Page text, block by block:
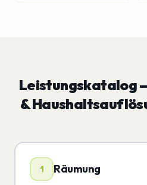
Leistungskatalog
&
1 Räumung